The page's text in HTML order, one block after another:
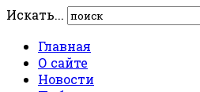
Искать...
Главная
О сайте
Новости